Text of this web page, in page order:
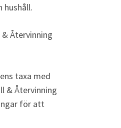
hushåll.
Återvinning
taxa med
& Återvinning
för att